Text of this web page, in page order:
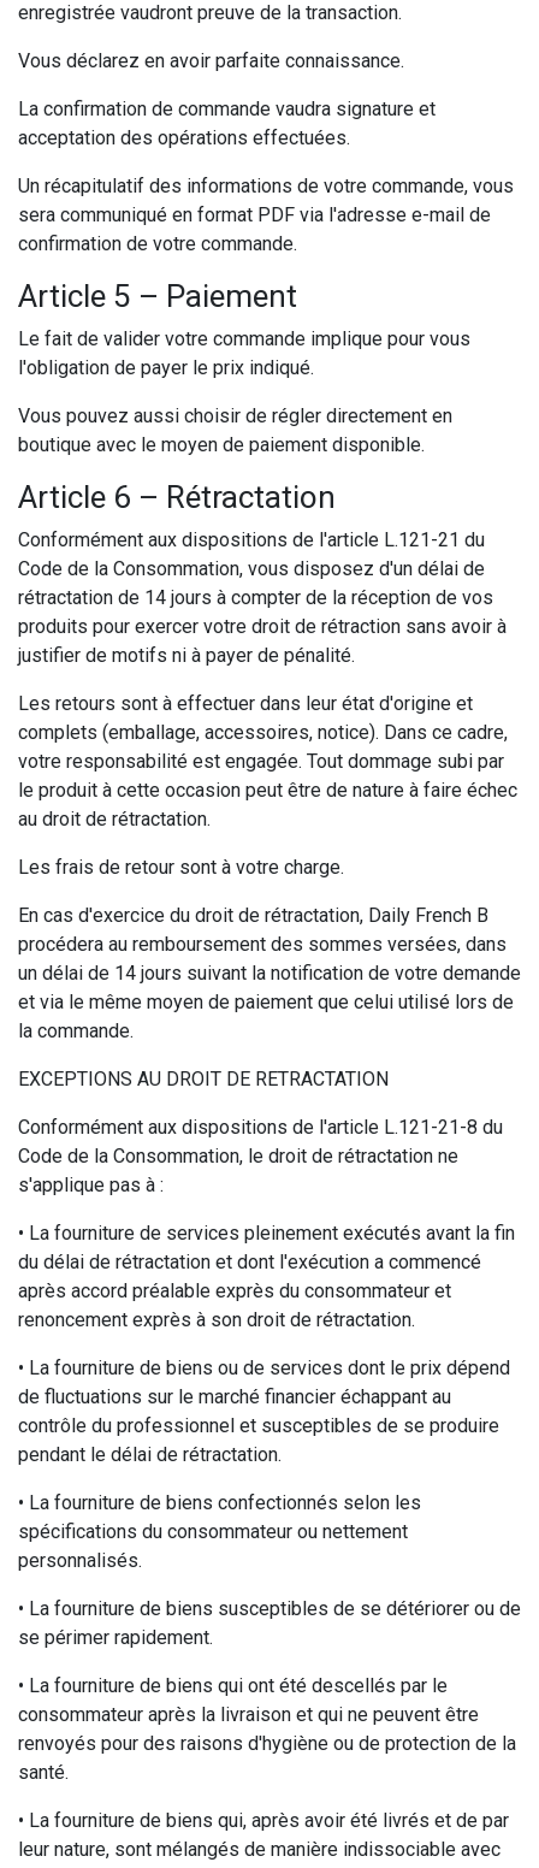
enregistrée vaudront preuve de la transaction.
Vous déclarez en avoir parfaite connaissance.
La confirmation de commande vaudra signature et
acceptation des opérations effectuées.
Un récapitulatif des informations de votre commande, vous
sera communiqué en format PDF via l'adresse e-mail de
confirmation de votre commande.
Article 5 – Paiement
Le fait de valider votre commande implique pour vous
l'obligation de payer le prix indiqué.
Vous pouvez aussi choisir de régler directement en
boutique avec le moyen de paiement disponible.
Article 6 – Rétractation
Conformément aux dispositions de l'article L.121-21 du
Code de la Consommation, vous disposez d'un délai de
rétractation de 14 jours à compter de la réception de vos
produits pour exercer votre droit de rétraction sans avoir à
justifier de motifs ni à payer de pénalité.
Les retours sont à effectuer dans leur état d'origine et
complets (emballage, accessoires, notice). Dans ce cadre,
votre responsabilité est engagée. Tout dommage subi par
le produit à cette occasion peut être de nature à faire échec
au droit de rétractation.
Les frais de retour sont à votre charge.
En cas d'exercice du droit de rétractation, Daily French B
procédera au remboursement des sommes versées, dans
un délai de 14 jours suivant la notification de votre demande
et via le même moyen de paiement que celui utilisé lors de
la commande.
EXCEPTIONS AU DROIT DE RETRACTATION
Conformément aux dispositions de l'article L.121-21-8 du
Code de la Consommation, le droit de rétractation ne
s'applique pas à :
• La fourniture de services pleinement exécutés avant la fin
du délai de rétractation et dont l'exécution a commencé
après accord préalable exprès du consommateur et
renoncement exprès à son droit de rétractation.
• La fourniture de biens ou de services dont le prix dépend
de fluctuations sur le marché financier échappant au
contrôle du professionnel et susceptibles de se produire
pendant le délai de rétractation.
• La fourniture de biens confectionnés selon les
spécifications du consommateur ou nettement
personnalisés.
• La fourniture de biens susceptibles de se détériorer ou de
se périmer rapidement.
• La fourniture de biens qui ont été descellés par le
consommateur après la livraison et qui ne peuvent être
renvoyés pour des raisons d'hygiène ou de protection de la
santé.
• La fourniture de biens qui, après avoir été livrés et de par
leur nature, sont mélangés de manière indissociable avec